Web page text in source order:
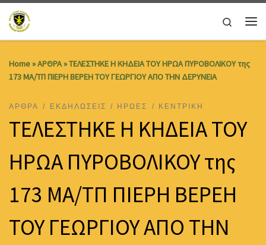
Skip to content
Search
Home»ΑΡΘΡΑ»ΤΕΛΕΣΤΗΚΕ Η ΚΗΔΕΙΑ ΤΟΥ ΗΡΩΑ ΠΥΡΟΒΟΛΙΚΟΥ της
173 ΜΑ/ΤΠ ΠΙΕΡΗ ΒΕΡΕΗ ΤΟΥ ΓΕΩΡΓΙΟΥ ΑΠΟ ΤΗΝ ΔΕΡΥΝΕΙΑ
ΑΡΘΡΑ ΕΚΔΗΛΩΣΕΙΣ ΗΡΩΕΣ ΚΕΝΤΡΙΚΗ
ΤΕΛΕΣΤΗΚΕ Η ΚΗΔΕΙΑ ΤΟΥ
ΗΡΩΑ ΠΥΡΟΒΟΛΙΚΟΥ της
173 ΜΑ/ΤΠ ΠΙΕΡΗ ΒΕΡΕΗ
ΤΟΥ ΓΕΩΡΓΙΟΥ ΑΠΟ ΤΗΝ